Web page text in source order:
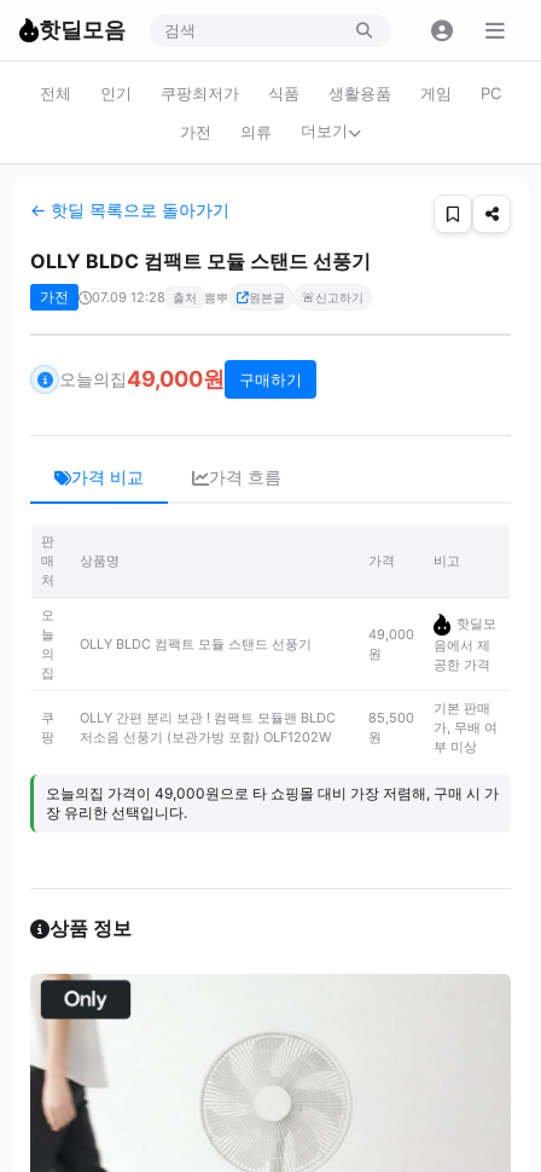
핫딜모음
전체 인기 쿠팡최저가 식품 생활용품 게임
PC
가전
의류 더보기
← 핫딜 목록으로 돌아가기
OLLY BLDC 컴팩트 모듈 스탠드 선풍기
가전 07.09 12:28 출처 뽐뿌 원본글 🚨신고하기
오늘의집49,000원 구매하기
가격 비교 가격 흐름
판
매
처
상품명 가격 비고
오
늘
의
집
OLLY BLDC 컴팩트 모듈 스탠드 선풍기
49,000
원
핫딜모
음에서 제
공한 가격
쿠
팡
OLLY 간편 분리 보관 ! 컴팩트 모듈팬 BLDC
저소음 선풍기 (보관가방 포함) OLF1202W
85,500
원
기본 판매
가, 무배 여
부 미상
오늘의집 가격이 49,000원으로 타 쇼핑몰 대비 가장 저렴해, 구매 시 가
장 유리한 선택입니다.
상품 정보